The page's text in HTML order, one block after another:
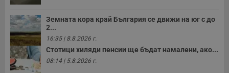
Земната кора край България се движи на юг с до
2...
16:35 | 8.8.2026 г.
Стотици хиляди пенсии ще бъдат намалени, ако...
08:14 | 5.8.2026 г.
Строго необходимите бисквитки позволяват основната
функционалност на уебсайта, като потребителско
влизане и управление на акаунта. Уебсайтът не може да
се използва правилно без строго необходими
бисквитки.
Име